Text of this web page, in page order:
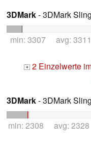
3DMark- 3DMark
min: 3307 avg:
+ 2 Einzelwerte
3DMark- 3DMark
min: 2308 avg: